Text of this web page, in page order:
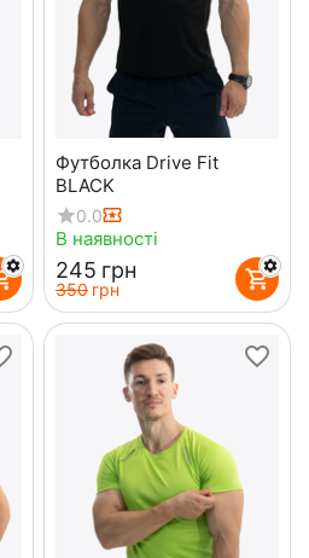
Футболка Drive Fit
BLACK
0.0
В наявності
‍245‍ грн
‍350‍ грн